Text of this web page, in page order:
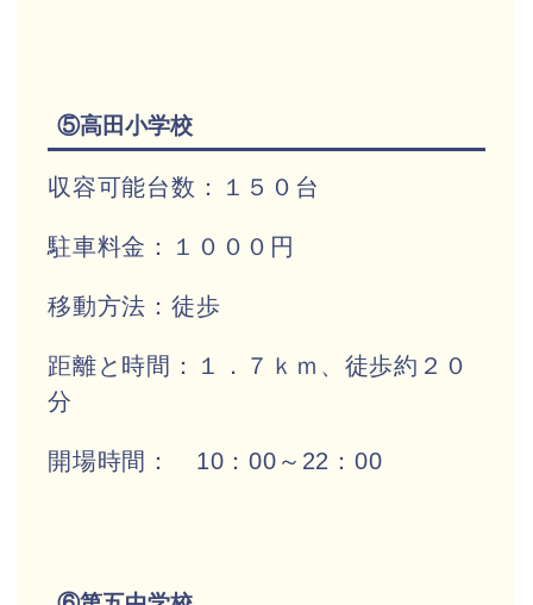
⑤高田小学校
収容可能台数：１５０台
駐車料金：１０００円
移動方法：徒歩
距離と時間：１．７ｋｍ、徒歩約２０
分
開場時間： 10：00～22：00